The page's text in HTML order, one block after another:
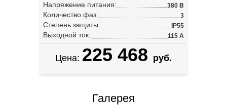
Напряжение питания: 380 В
Количество фаз: 3
Степень защиты: IP55
Выходной ток: 115 А
Цена: 225 468 руб.
Галерея